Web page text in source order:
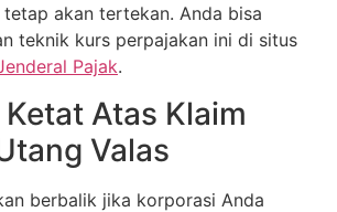
tetap akan tertekan. Anda bisa
teknik kurs perpajakan ini di situs
Pajak.
Atas Klaim
Valas
berbalik jika korporasi Anda